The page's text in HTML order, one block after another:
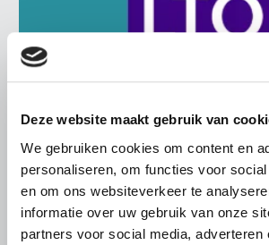
Deze website maakt gebruik van
We gebruiken cookies om content en
personaliseren, om functies voor
en om ons websiteverkeer te
informatie over uw gebruik van onze
partners voor social media, adverteren
BELANGRIJKE INFORMATIE
6 AUGUSTUS 2026
LTO sluit aan bij